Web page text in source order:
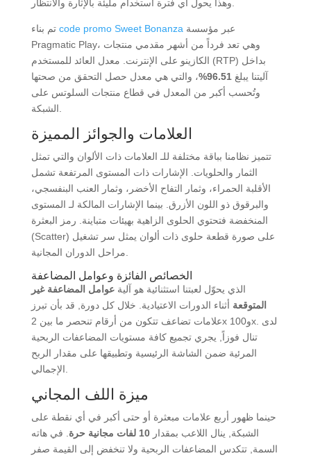
تم بناء code promo Sweet Bonanza
Pragmatic Play، وهي تعد فرداً من أشهر مقدمي منتجات
الكازينو على الإنترنت. معدل العائد للمستخدم (RTP) بداخل
آليتنا يبلغ96.51%
، والتي هي معدل حصل التحقق من صحتها
وتُحسب أكبر من المعدل في قطاع منتجات السلوتس على
العلامات والجوائز المميزة
تتميز نظامنا بباقة مختلفة للـ العلامات ذات الألوان والتي تمثل
الثمار والحلويات. الإشارات ذات المستوى المرتفعة تشمل
الأقلبة الحمراء، وثمار التفاح الأخضر، وثمار العنب البنفسجي،
والبرقوق ذو اللون الأزرق. بينما الإشارات المالكة لـ المستوى
المنخفضة فتحتوي الحلوى الزاهية بهيئات متباينة. رمز البعثرة
(Scatter) على صورة قطعة حلوى ذات ألوان يمثل سر تشغيل
الخصائص الفائزة وعوامل المضاعفة
الذي يحوّل لعبتنا استثنائية هو آليةعوامل المضاعفة غير
المتوقعة أثناء الدورات الاعتيادية. خلال كل دورة, قد بأن تبرز
علامات تضاعف تتكون من أرقام تنحصر ما بين 2x و100x. لدى
تنال فوزاً, يجري تجميع كافة مستويات المضاعفات الربحية
المرئية ضمن الشاشة الرئيسية وتطبيقها على مقدار الربح
ميزة اللف المجاني
حينما ظهور أربع علامات مبعثرة أو حتى أكبر في أي نقطة على
الشبكة, ينال اللاعب بمقدار10 لفات مجانية حرة
. في هاته
السمة, تتكدس المضاعفات الربحية ولا تنخفض إلى القيمة صفر